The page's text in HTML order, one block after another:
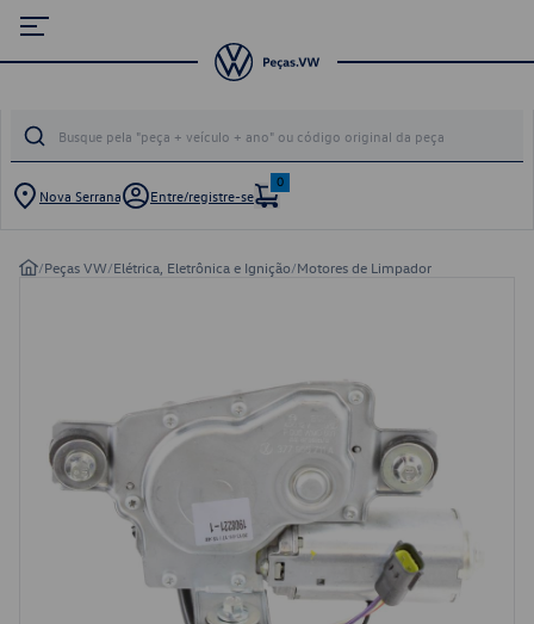
Nova Serrana Entre/registre-se
0
/Peças VW/Elétrica, Eletrônica e Ignição/Motores de Limpador